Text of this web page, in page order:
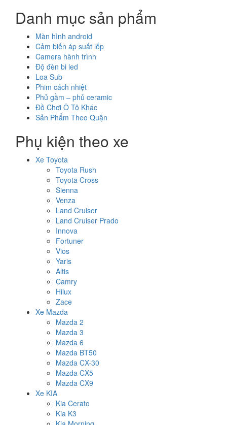
Danh mục sản phẩm
Màn hình android
Cảm biến áp suất lốp
Camera hành trình
Độ đèn bi led
Loa Sub
Phim cách nhiệt
Phủ gầm – phủ ceramic
Đồ Chơi Ô Tô Khác
Sản Phẩm Theo Quận
Phụ kiện theo xe
Xe Toyota
Toyota Rush
Toyota Cross
Sienna
Venza
Land Cruiser
Land Cruiser Prado
Innova
Fortuner
Vios
Yaris
Altis
Camry
Hilux
Zace
Xe Mazda
Mazda 2
Mazda 3
Mazda 6
Mazda BT50
Mazda CX-30
Mazda CX5
Mazda CX9
Xe KIA
Kia Cerato
Kia K3